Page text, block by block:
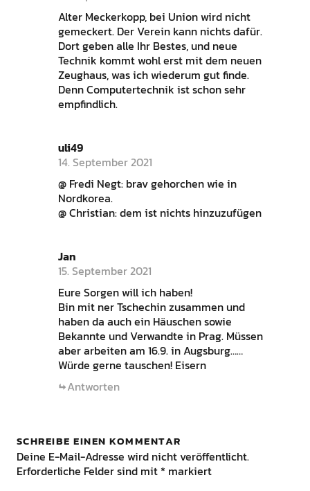
Alter Meckerkopp, bei Union wird nicht
gemeckert. Der Verein kann nichts dafür.
Dort geben alle Ihr Bestes, und neue
Technik kommt wohl erst mit dem neuen
Zeughaus, was ich wiederum gut finde.
Denn Computertechnik ist schon sehr
empfindlich.
uli49
14. September 2021
@ Fredi Negt: brav gehorchen wie in
Nordkorea.
@ Christian: dem ist nichts hinzuzufügen
Jan
15. September 2021
Eure Sorgen will ich haben!
Bin mit ner Tschechin zusammen und
haben da auch ein Häuschen sowie
Bekannte und Verwandte in Prag. Müssen
aber arbeiten am 16.9. in Augsburg……
Würde gerne tauschen! Eisern
Antworten
SCHREIBE EINEN KOMMENTAR
Deine E-Mail-Adresse wird nicht veröffentlicht.
Erforderliche Felder sind mit * markiert